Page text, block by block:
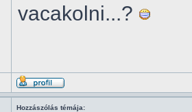
vacakolni...?
Hozzászólás témája: